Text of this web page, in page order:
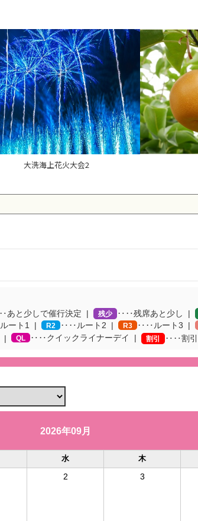
大洗海上花火大会2
あと少しで催行決定 残少 ‥‥残席あと少し
ート1 R2 ‥‥ルート2 R3 ‥‥ルート3
QL ‥‥クイックライナーデイ 割引 ‥‥割引